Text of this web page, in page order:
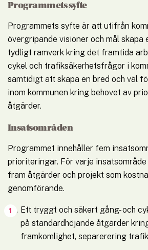
Programmets syfte
Programmets syfte är att utifrån
övergripande visioner och mål skapa
tydligt ramverk kring det framtida
cykel och trafiksäkerhetsfrågor i
samtidigt att skapa en bred och väl
inom kommunen kring behovet av
åtgärder.
Insatsområden
Programmet innehåller fem
prioriteringar. För varje
fram åtgärder och projekt som
genomförande.
Ett tryggt och säkert gång- och
på standardhöjande åtgärder
framkomlighet, separerering